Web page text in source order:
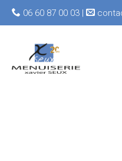
06 60 87 00 03 |